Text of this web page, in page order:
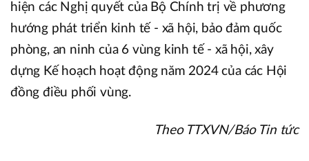
hiện các Nghị quyết của Bộ Chính trị về phương
hướng phát triển kinh tế - xã hội, bảo đảm quốc
phòng, an ninh của 6 vùng kinh tế - xã hội, xây
dựng Kế hoạch hoạt động năm 2024 của các Hội
đồng điều phối vùng.
Theo TTXVN/Báo Tin tức